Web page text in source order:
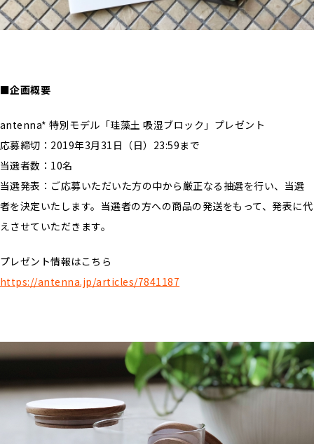
■企画概要
antenna* 特別モデル「珪藻土 吸湿ブロック」プレゼント
応募締切：2019年3月31日（日）23:59まで
当選者数：10名
当選発表：ご応募いただいた⽅の中から厳正なる抽選を⾏い、当選
者を決定いたします。当選者の⽅への商品の発送をもって、発表に代
えさせていただきます。
プレゼント情報はこちら
https://antenna.jp/articles/7841187